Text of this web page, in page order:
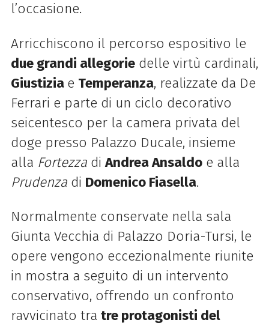
l’occasione.
Arricchiscono il percorso espositivo le
due grandi allegoriedelle virtù cardinali,
Giustizia e Temperanza, realizzate da De
Ferrari e parte di un ciclo decorativo
seicentesco per la camera privata del
doge presso Palazzo Ducale, insieme
alla Fortezza diAndrea Ansaldoe alla
Prudenza di Domenico Fiasella.
Normalmente conservate nella sala
Giunta Vecchia di Palazzo Doria-Tursi, le
opere vengono eccezionalmente riunite
in mostra a seguito di un intervento
conservativo, offrendo un confronto
ravvicinato tra tre protagonisti del